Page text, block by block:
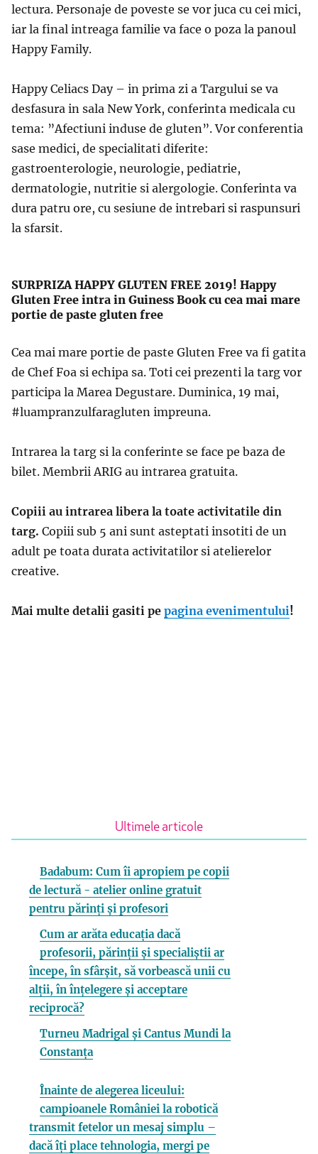
lectura. Personaje de poveste se vor juca cu cei mici,
iar la final intreaga familie va face o poza la panoul
Happy Family.
Happy Celiacs Day – in prima zi a Targului se va
desfasura in sala New York, conferinta medicala cu
tema: ”Afectiuni induse de gluten”. Vor conferentia
sase medici, de specialitati diferite:
gastroenterologie, neurologie, pediatrie,
dermatologie, nutritie si alergologie. Conferinta va
dura patru ore, cu sesiune de intrebari si raspunsuri
la sfarsit.
SURPRIZA HAPPY GLUTEN FREE 2019! Happy
Gluten Free intra in Guiness Book cu cea mai mare
portie de paste gluten free
Cea mai mare portie de paste Gluten Free va fi gatita
de Chef Foa si echipa sa. Toti cei prezenti la targ vor
participa la Marea Degustare. Duminica, 19 mai,
#luampranzulfaragluten impreuna.
Intrarea la targ si la conferinte se face pe baza de
bilet. Membrii ARIG au intrarea gratuita.
Copiii au intrarea libera la toate activitatile din
targ. Copiii sub 5 ani sunt asteptati insotiti de un
adult pe toata durata activitatilor si atelierelor
creative.
Mai multe detalii gasiti pe pagina evenimentului!
Ultimele articole
Badabum: Cum îi apropiem pe copii
de lectură - atelier online gratuit
pentru părinți și profesori
Cum ar arăta educația dacă
profesorii, părinții și specialiștii ar
începe, în sfârșit, să vorbească unii cu
alții, în înțelegere și acceptare
reciprocă?
Turneu Madrigal și Cantus Mundi la
Constanța
Înainte de alegerea liceului:
campioanele României la robotică
transmit fetelor un mesaj simplu –
dacă îți place tehnologia, mergi pe